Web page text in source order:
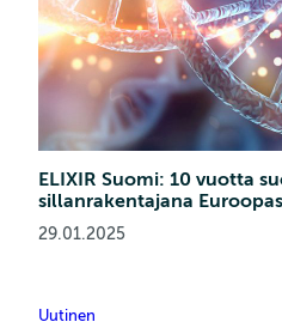
ELIXIR Suomi: 10 vuotta
sillanrakentajana
29.01.2025
Uutinen